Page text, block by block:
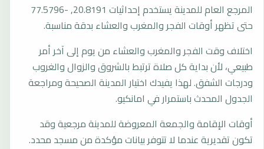
المرجع العام للمدينة يستخدم إحداثيات 20.8191, -77.5796
حتى تظهر أوقات الفجر والمغرب والعشاء بدقة مناسبة.
اختلاف وقت الفجر والمغرب والعشاء من يوم إلى آخر أمر
طبيعي، لأن بداية كل صلاة ترتبط بالشروق والزوال والغروب
ودرجات الشفق. لهذا يفيدك اختيار المدينة الصحيحة ومراجعة
الجدول المحدث باستمرار في امانكيو.
أوقات الإقامة والجمعة المعروضة للمدينة مرجعية وقد
تكون تقديرية عندما لا تتوفر بيانات مؤكدة من مسجد محدد.